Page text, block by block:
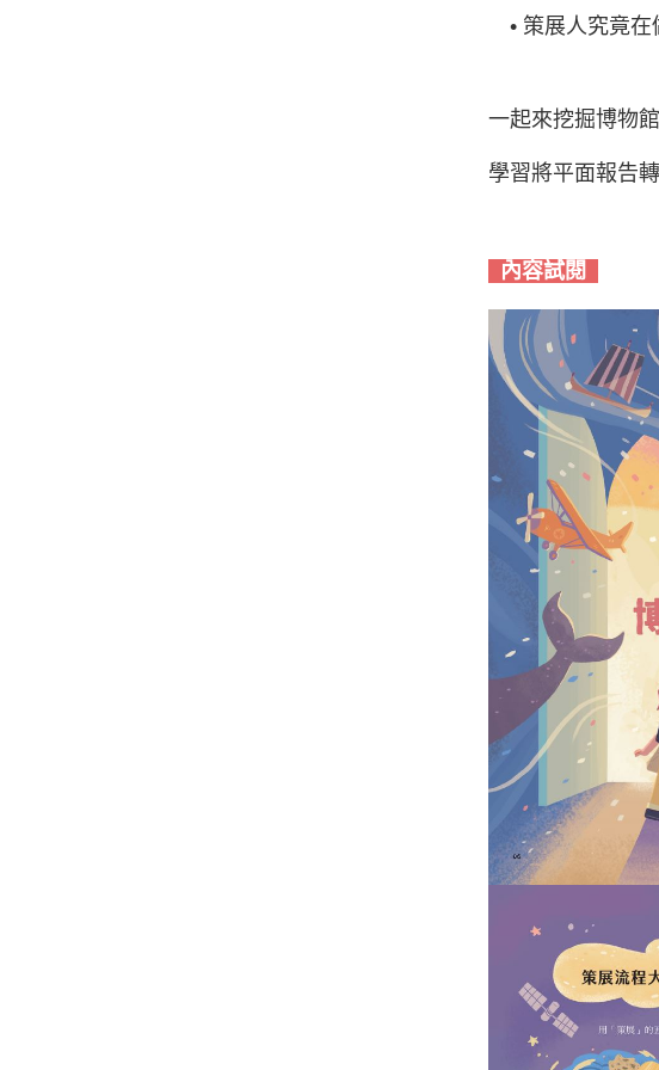
• 策展人究竟在
一起來挖掘博物
學習將平面報告
內容試閱